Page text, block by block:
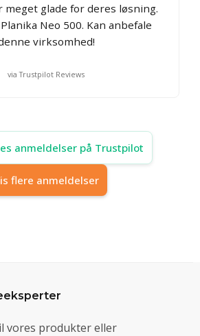
meget glade for deres løsning.
Neo 500. Kan anbefale
virksomhed!
via Trustpilot Reviews
anmeldelser på Trustpilot
flere anmeldelser
vores produkter eller